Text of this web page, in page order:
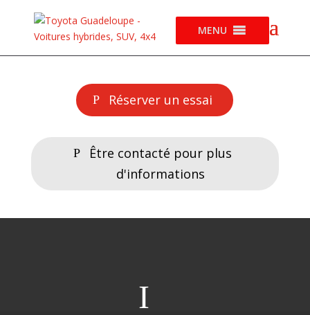
MENU
Réserver un essai
Être contacté pour plus
d'informations